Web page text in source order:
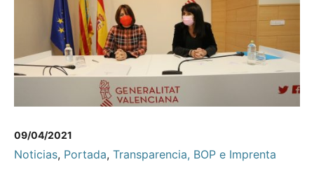
09/04/2021
Noticias, Portada, Transparencia, BOP e Imprenta